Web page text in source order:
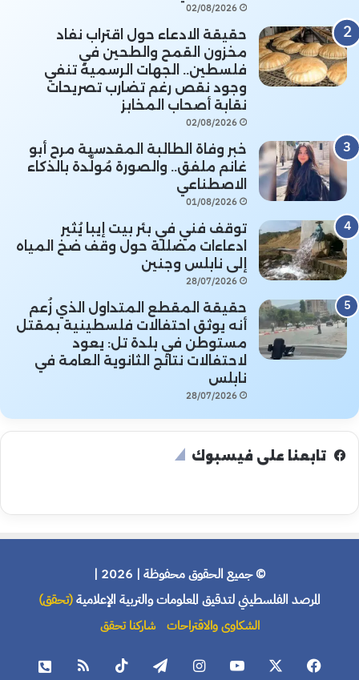
02/08/2026
حقيقة الادعاء حول اقتراب نفاد
مخزون القمح والطحين في
فلسطين.. الجهات الرسمية تنفي
وجود نقص رغم تضارب تصريحات
نقابة أصحاب المخابز
02/08/2026
خبر وفاة الطالبة المقدسية مرح أبو
غانم ملفق.. والصورة مُولَّدة بالذكاء
الاصطناعي
01/08/2026
توقف فني في بئر بيت إيبا يُثير
ادعاءات مضللة حول وقف ضخ المياه
إلى نابلس وجنين
28/07/2026
حقيقة المقطع المتداول الذي زُعم
أنه يوثق احتفالات فلسطينية بمقتل
مستوطن في بلدة تل: يعود
لاحتفالات نتائج الثانوية العامة في
نابلس
28/07/2026
تابعنا على فيسبوك
© جميع الحقوق محفوظة | 2026 |
المرصد الفلسطيني لتدقيق المعلومات والتربية الإعلامية(تحقق)
الشكاوى والاقتراحات شاركنا تحقق
فيسبوك يوتيوب انستقرام تيلقرام ‫TikTok ملخص